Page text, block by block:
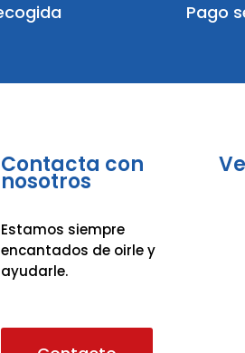
Pago
Contacta con
nosotros
Estamos siempre
encantados de oirle y
ayudarle.